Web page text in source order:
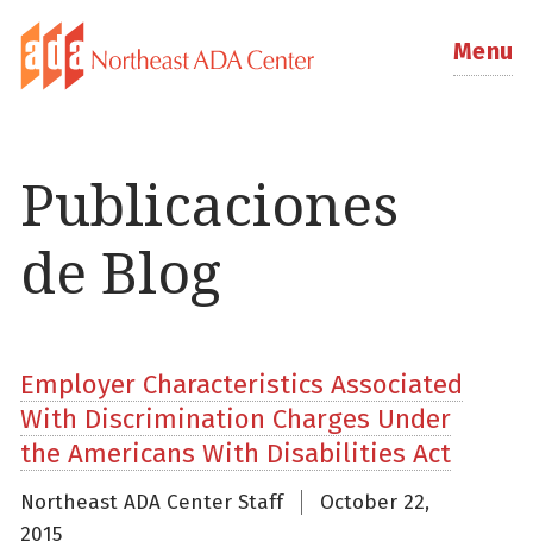
Menu
Publicaciones
de Blog
Employer Characteristics Associated
With Discrimination Charges Under
the Americans With Disabilities Act
Northeast ADA Center Staff
October 22,
2015